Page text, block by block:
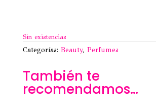
Sin existencias
Categorías: Beauty, Perfumes
También te
recomendamos…